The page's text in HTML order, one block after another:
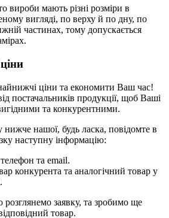
вироби мають різні розміри в
вигляді, по верху й по дну, по
частинах, тому допускається
ціни та економити Ваш час!
постачальників продукції, щоб Ваші
та конкурентними.
нашої, будь ласка, повідомте в
наступну інформацію:
та email.
конкурента та аналогічний товар у
заявку, та зробимо ще
товар.